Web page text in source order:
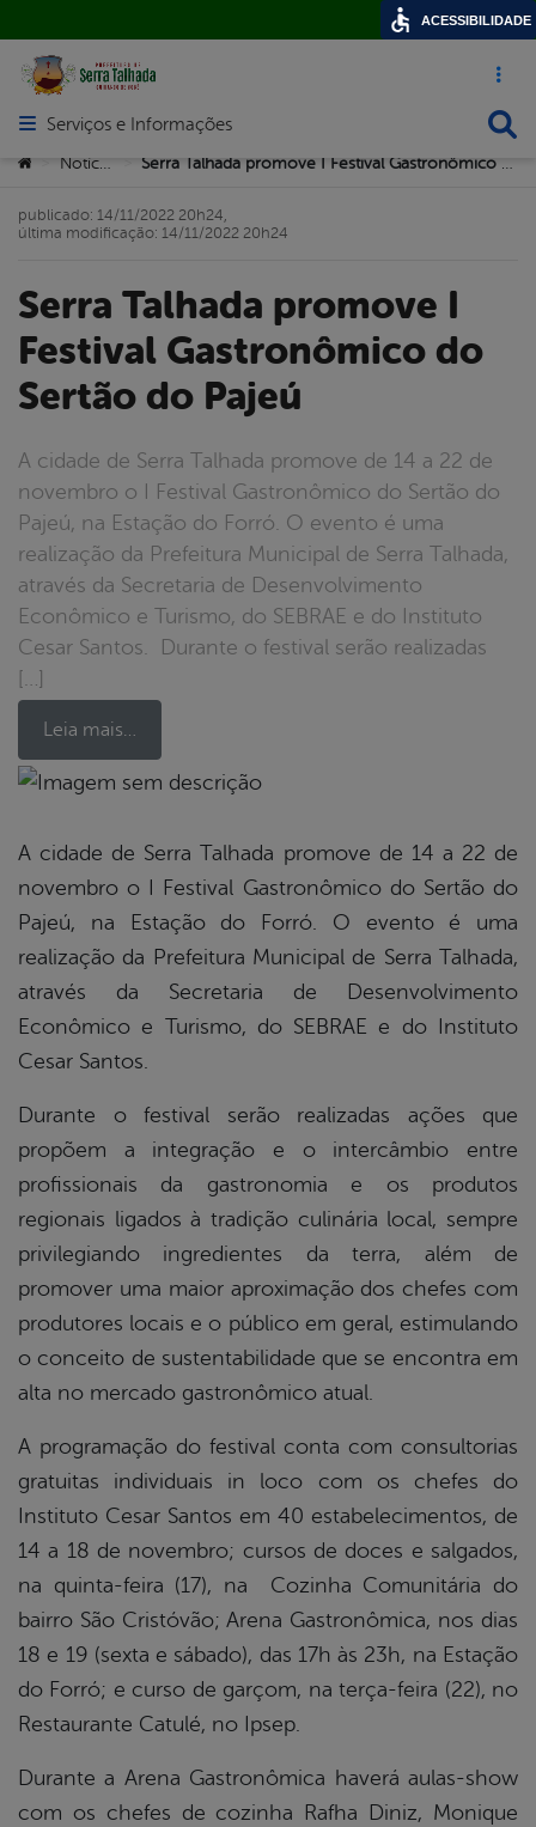
Acesso
Abrir menu principal de navegação
Serviços e Informações
Você está aqui:
> Notícias >
Serra Talhada promove I
Festival Gastronômico do
Sertão do Pajeú
A cidade de Serra Talhada promove de 14 a 22 de
novembro o I Festival Gastronômico do Sertão do
Pajeú, na Estação do Forró. O evento é uma
realização da Prefeitura Municipal de Serra Talhada,
através da Secretaria de Desenvolvimento
Econômico e Turismo, do SEBRAE e do Instituto
Cesar Santos. Durante o festival serão realizadas
[…]
Leia mais…
publicado: 14/11/2022 20h24,
última modificação: 14/11/2022 20h24
A cidade de Serra Talhada promove de 14 a 22 de
novembro o I Festival Gastronômico do Sertão do
Pajeú, na Estação do Forró. O evento é uma
realização da Prefeitura Municipal de Serra Talhada,
através da Secretaria de Desenvolvimento
Econômico e Turismo, do SEBRAE e do Instituto
Cesar Santos.
Durante o festival serão realizadas ações que
propõem a integração e o intercâmbio entre
profissionais da gastronomia e os produtos
regionais ligados à tradição culinária local, sempre
privilegiando ingredientes da terra, além de
promover uma maior aproximação dos chefes com
produtores locais e o público em geral, estimulando
o conceito de sustentabilidade que se encontra em
alta no mercado gastronômico atual.
A programação do festival conta com consultorias
gratuitas individuais in loco com os chefes do
Instituto Cesar Santos em 40 estabelecimentos, de
14 a 18 de novembro; cursos de doces e salgados,
na quinta-feira (17), na Cozinha Comunitária do
bairro São Cristóvão; Arena Gastronômica, nos dias
18 e 19 (sexta e sábado), das 17h às 23h, na Estação
do Forró; e curso de garçom, na terça-feira (22), no
Restaurante Catulé, no Ipsep.
Durante a Arena Gastronômica haverá aulas-show
com os chefes de cozinha Rafha Diniz, Monique
ACESSIBILIDADE